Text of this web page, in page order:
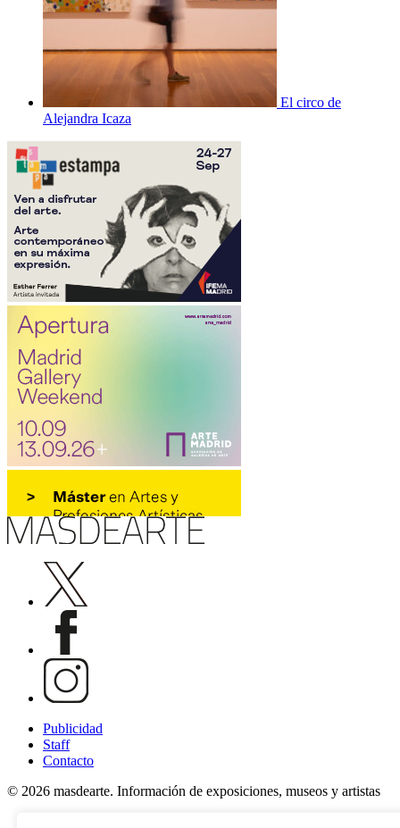
El circo de
Alejandra Icaza
Publicidad
Staff
Contacto
© 2026 masdearte. Información de exposiciones, museos y artistas